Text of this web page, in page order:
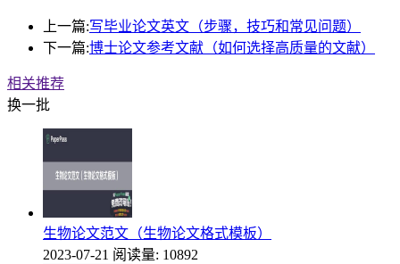
上一篇:写毕业论文英文（步骤，技巧和常见问题）
下一篇:博士论文参考文献（如何选择高质量的文献）
相关推荐
换一批
生物论文范文（生物论文格式模板）
2023-07-21 阅读量: 10892